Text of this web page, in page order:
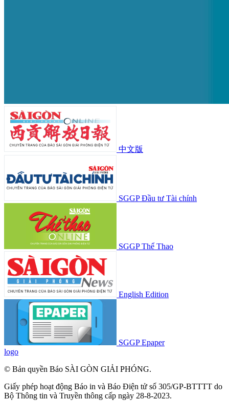
中文版
SGGP Đầu tư Tài chính
SGGP Thể Thao
English Edition
SGGP Epaper
logo
© Bản quyền Báo SÀI GÒN GIẢI PHÓNG.
Giấy phép hoạt động Báo in và Báo Điện tử số 305/GP-BTTTT do
Bộ Thông tin và Truyền thông cấp ngày 28-8-2023.